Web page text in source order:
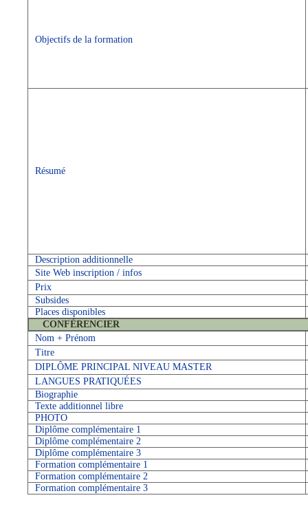
Objectifs de la formation
Résumé
Description additionnelle
Site Web inscription / infos
Prix
Subsides
Places disponibles
CONFÉRENCIER
Nom + Prénom
Titre
DIPLÔME PRINCIPAL NIVEAU MASTER
LANGUES PRATIQUÉES
Biographie
Texte additionnel libre
PHOTO
Diplôme complémentaire 1
Diplôme complémentaire 2
Diplôme complémentaire 3
Formation complémentaire 1
Formation complémentaire 2
Formation complémentaire 3